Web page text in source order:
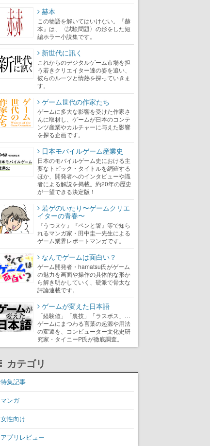
赫本
この物語を解いてはいけない。『赫
本』は、〈試験問題〉の形をした短
編ホラー小説集です。
新世代に訊く
これからのデジタルゲーム市場を担
う若きクリエイター達の姿を追い、
彼らのルーツと情熱を探っていきま
す。
ゲーム世代の作家たち
ゲームに多大な影響を受けた作家さ
んに取材し、ゲームが日本のコンテ
ンツ産業やカルチャーに与えた影響
を探る企画です。
日本モバイルゲーム産業史
日本のモバイルゲーム史における主
要なトピック・タイトルを網羅する
ほか、開発者へのインタビューや識
者による解説を掲載。約20年の歴史
が一望できる決定版！
若ゲのいたり〜ゲームクリエ
イターの青春〜
『うつヌケ』『ペンと箸』等で知ら
れるマンガ家・田中圭一先生による
ゲーム業界レポートマンガです。
なんでゲームは面白い？
ゲーム開発者・hamatsu氏がゲーム
の魅力を画面や操作の具体的な形か
ら解き明かしていく、硬派で骨太な
評論連載です。
ゲームが変えた日本語
「経験値」「裏技」「ラスボス」…
ゲームにまつわる言葉の起源や用法
の変遷を、コンピューター文化史研
究家・タイニーP氏が徹底調査。
カテゴリ
特集記事
マンガ
女性向け
アプリレビュー